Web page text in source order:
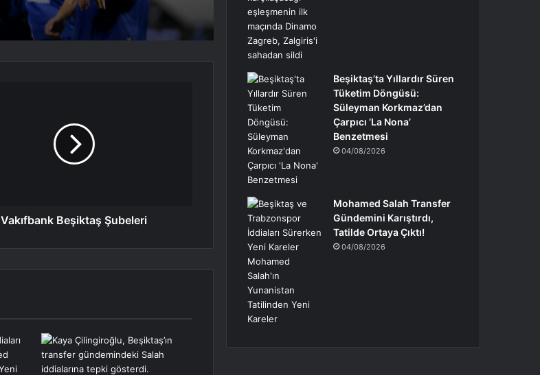
Karaiskakis Stadyumu Yunanistan’da
Zeibekiko Nedir? Zeybek ile Aynı
Dokuz Vuruş
Vakıfbank Beşiktaş Şubeleri
Beşiktaş’ta Yıllardır Süren
Tüketim Döngüsü:
Süleyman Korkmaz’dan
Çarpıcı ‘La Nona’
Benzetmesi
04/08/2026
Mohamed Salah Transfer
Gündemini Karıştırdı,
Tatilde Ortaya Çıktı!
04/08/2026